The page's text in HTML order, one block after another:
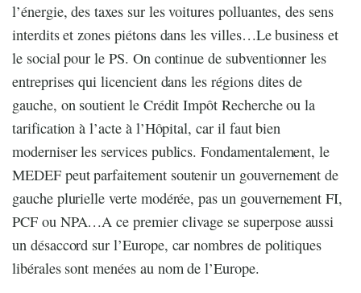
l’énergie, des taxes sur les voitures polluantes, des sens
interdits et zones piétons dans les villes…Le business et
le social pour le PS. On continue de subventionner les
entreprises qui licencient dans les régions dites de
gauche, on soutient le Crédit Impôt Recherche ou la
tarification à l’acte à l’Hôpital, car il faut bien
moderniser les services publics. Fondamentalement, le
MEDEF peut parfaitement soutenir un gouvernement de
gauche plurielle verte modérée, pas un gouvernement FI,
PCF ou NPA…A ce premier clivage se superpose aussi
un désaccord sur l’Europe, car nombres de politiques
libérales sont menées au nom de l’Europe.